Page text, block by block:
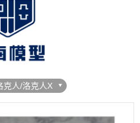
閃電霹靂車
克人/洛克人X